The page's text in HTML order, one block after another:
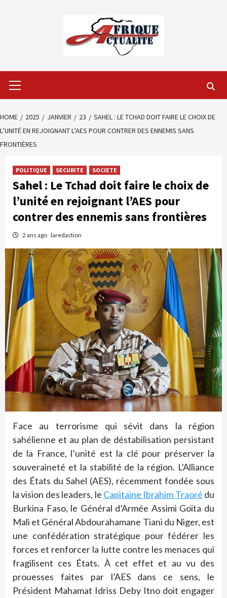
Menu
HOME 2025 JANVIER 23
SAHEL : LE TCHAD DOIT FAIRE LE CHOIX DE
L’UNITÉ EN REJOIGNANT L’AES POUR CONTRER DES ENNEMIS SANS
FRONTIÈRES
POLITIQUE SECURITE SOCIETE
Sahel : Le Tchad doit faire le choix de
l’unité en rejoignant l’AES pour
contrer des ennemis sans frontières
2 ans ago laredaction
Face au terrorisme qui sévit dans la région
sahélienne et au plan de déstabilisation persistant
de la France, l’unité est la clé pour préserver la
souveraineté et la stabilité de la région. L’Alliance
des États du Sahel (AES), récemment fondée sous
la vision des leaders, le Capitaine Ibrahim Traoré du
Burkina Faso, le Général d’Armée Assimi Goïta du
Mali et Général Abdourahamane Tiani du Niger, est
une confédération stratégique pour fédérer les
forces et renforcer la lutte contre les menaces qui
fragilisent ces États. À cet effet et au vu des
prouesses faites par l’AES dans ce sens, le
Président Mahamat Idriss Deby Itno doit engager